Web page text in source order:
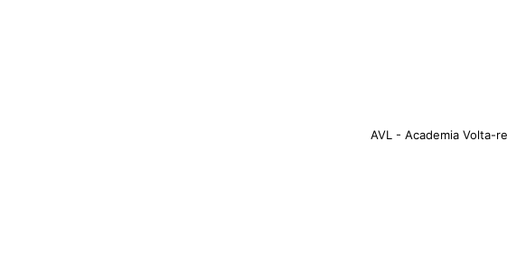
AVL - Academia Volta-